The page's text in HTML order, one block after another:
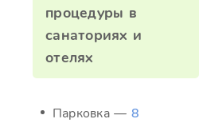
процедуры в
санаториях и
отелях
Парковка — 8